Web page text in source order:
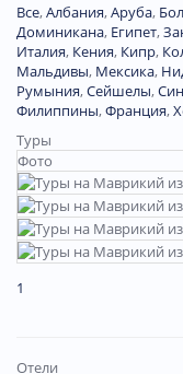
Все,Албания,Аруба,
Доминиканa, Египет,
Италия, Кения, Кипр,
Мальдивы, Мексика,
Румыния,Сейшелы,
Филиппины,Франция,
Туры
Фото
1
Отели